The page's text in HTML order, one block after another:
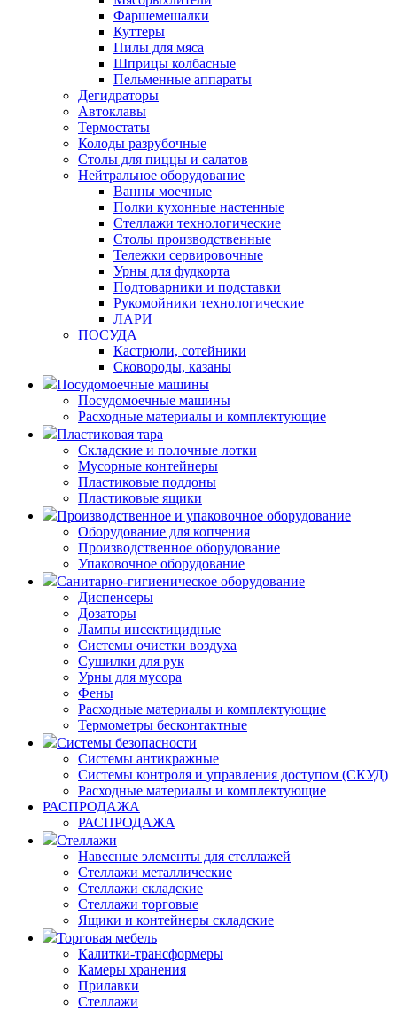
Фаршемешалки
Куттеры
Пилы для мяса
Шприцы колбасные
Пельменные аппараты
Дегидраторы
Автоклавы
Термостаты
Колоды разрубочные
Столы для пиццы и салатов
Нейтральное оборудование
Ванны моечные
Полки кухонные настенные
Стеллажи технологические
Столы производственные
Тележки сервировочные
Урны для фудкорта
Подтоварники и подставки
Рукомойники технологические
ЛАРИ
ПОСУДА
Кастрюли, сотейники
Сковороды, казаны
Посудомоечные машины
Посудомоечные машины
Расходные материалы и комплектующие
Пластиковая тара
Складские и полочные лотки
Мусорные контейнеры
Пластиковые поддоны
Пластиковые ящики
Производственное и упаковочное оборудование
Оборудование для копчения
Производственное оборудование
Упаковочное оборудование
Санитарно-гигиеническое оборудование
Диспенсеры
Дозаторы
Лампы инсектицидные
Системы очистки воздуха
Сушилки для рук
Урны для мусора
Фены
Расходные материалы и комплектующие
Термометры бесконтактные
Системы безопасности
Системы антикражные
Системы контроля и управления доступом (СКУД)
Расходные материалы и комплектующие
РАСПРОДАЖА
РАСПРОДАЖА
Стеллажи
Навесные элементы для стеллажей
Стеллажи металлические
Стеллажи складские
Стеллажи торговые
Ящики и контейнеры складские
Торговая мебель
Калитки-трансформеры
Камеры хранения
Прилавки
Стеллажи